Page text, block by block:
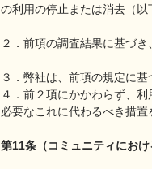
の利用の停止または消去（以
２．前項の調査結果に基づ
３．弊社は、前項の規定に
４．前２項にかかわらず、
必要なこれに代わるべき措置
第11条（コミュニティにおけ